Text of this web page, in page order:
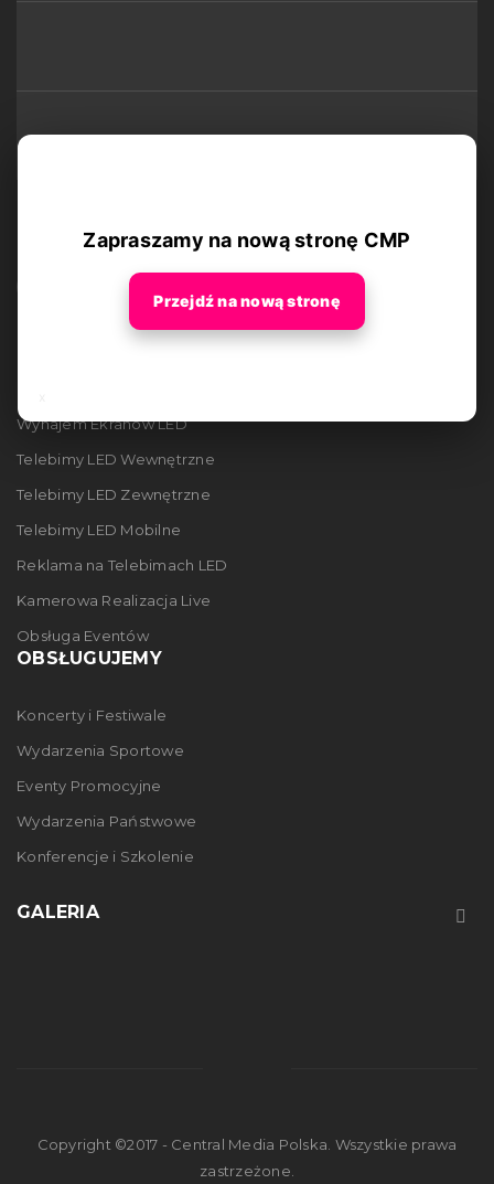
Wynajem Ekranów LED
Telebimy LED Wewnętrzne
Telebimy LED Zewnętrzne
Telebimy LED Mobilne
Reklama na Telebimach LED
Kamerowa Realizacja Live
Obsługa Eventów
OBSŁUGUJEMY
Koncerty i Festiwale
Wydarzenia Sportowe
Eventy Promocyjne
Wydarzenia Państwowe
Konferencje i Szkolenie
GALERIA
Copyright ©2017 - Central Media Polska. Wszystkie prawa
zastrzeżone.
Zapraszamy na nową stronę CMP
Przejdź na nową stronę